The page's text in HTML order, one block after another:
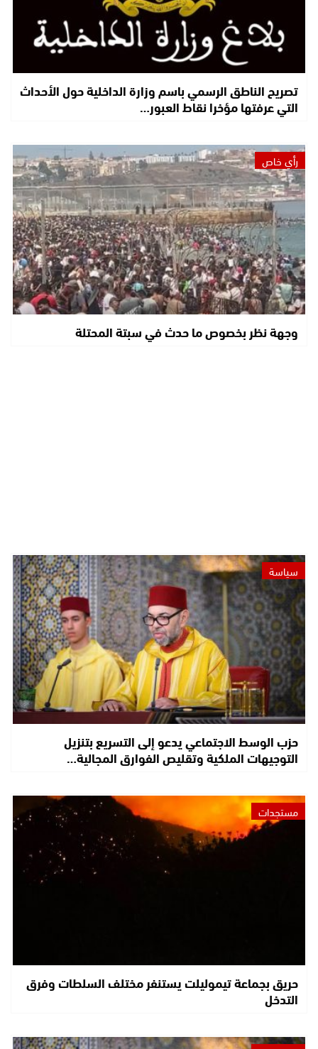
تصريح الناطق الرسمي باسم وزارة الداخلية حول الأحداث
التي عرفتها مؤخرا نقاط العبور…
رأي خاص
وجهة نظر بخصوص ما حدث في سبتة المحتلة
سياسة
حزب الوسط الاجتماعي يدعو إلى التسريع بتنزيل
التوجيهات الملكية وتقليص الفوارق المجالية…
مستجدات
حريق بجماعة تيموليلت يستنفر مختلف السلطات وفرق
التدخل